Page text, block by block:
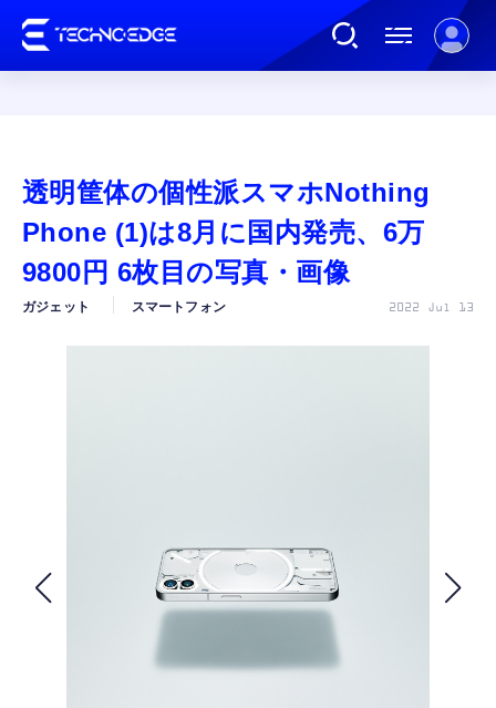
AI
ガジェット
FOLLOW US
透明筐体の個性派スマホNothing
Phone (1)は8月に国内発売、6万
9800円 6枚目の写真・画像
ガジェット スマートフォン 2022 Jul 13